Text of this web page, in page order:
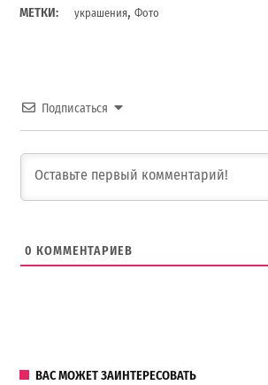
МЕТКИ: украшения,Фото
Подписаться
0 КОММЕНТАРИЕВ
ВАС МОЖЕТ ЗАИНТЕРЕСОВАТЬ